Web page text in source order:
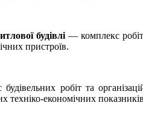
будівлі— комплекс робіт
пристроїв.
робіт та
техніко-економічних показників